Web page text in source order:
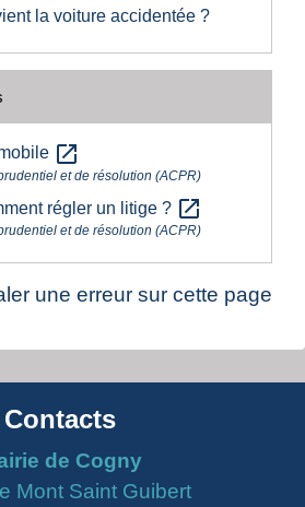
la voiture accidentée ?
open_in_new
et de résolution (ACPR)
régler un litige ? open_in_new
et de résolution (ACPR)
une erreur sur cette page
Contacts
de Cogny
Mont Saint Guibert